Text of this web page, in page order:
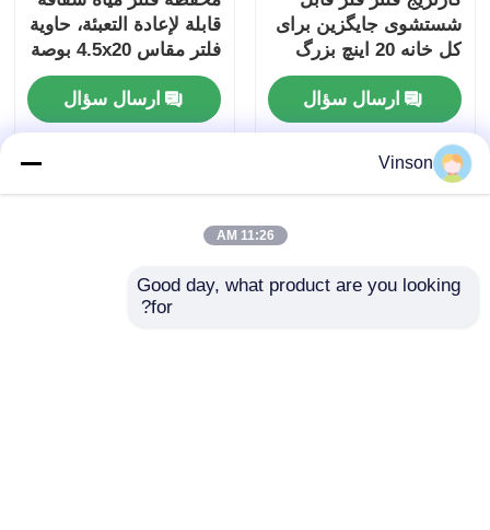
شستشوی جایگزین برای
کل خانه 20 اینچ بزرگ
آبی
ارسال سؤال
قابلة لإعادة التعبئة، حاوية
فلتر مقاس 4.5x20 بوصة
ارسال سؤال
Vinson
11:26 AM
Good day, what product are you looking
for?